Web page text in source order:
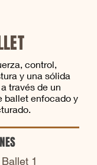
control,
y una sólida
través de un
ballet enfocado y
Ballet 1